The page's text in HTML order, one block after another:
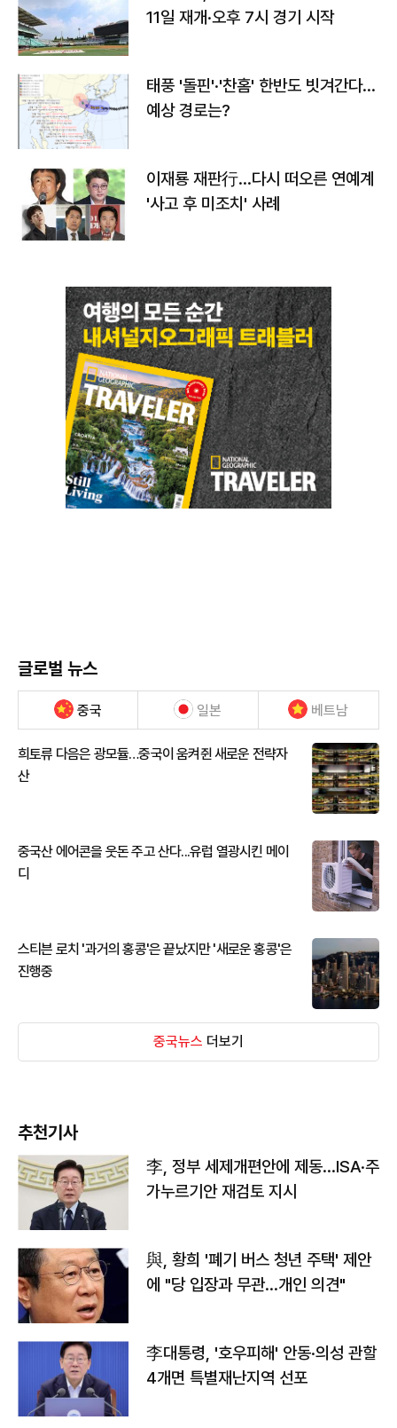
11일 재개·오후 7시 경기 시작
태풍 '돌핀'·'찬홈' 한반도 빗겨간다…
예상 경로는?
이재룡 재판行…다시 떠오른 연예계
'사고 후 미조치' 사례
글로벌 뉴스
중국 일본 베트남
희토류 다음은 광모듈…중국이 움켜쥔 새로운 전략자
산
중국산 에어콘을 웃돈 주고 산다...유럽 열광시킨 메이
디
스티븐 로치 '과거의 홍콩'은 끝났지만 '새로운 홍콩'은
진행중
중국뉴스 더보기
추천기사
李, 정부 세제개편안에 제동…ISA·주
가누르기안 재검토 지시
與, 황희 '폐기 버스 청년 주택' 제안
에 "당 입장과 무관…개인 의견"
李대통령, '호우피해' 안동·의성 관할
4개면 특별재난지역 선포